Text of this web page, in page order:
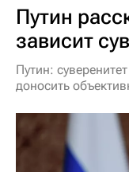
Путин
зависит
Путин:
доносить